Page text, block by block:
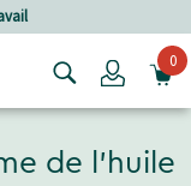
de CHF 80.‒
Login0
de l'huile